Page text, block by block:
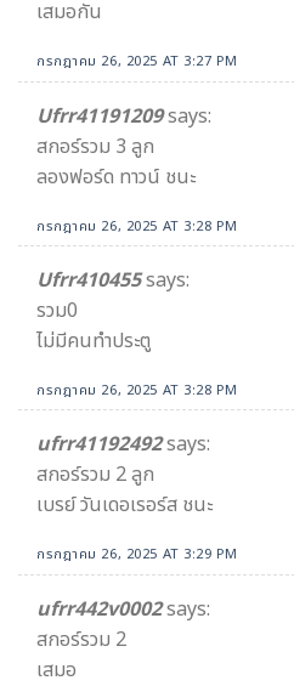
เสมอกัน
กรกฎาคม 26, 2025 AT 3:27 PM
Ufrr41191209says:
สกอร์รวม 3 ลูก
ลองฟอร์ด ทาวน์ ชนะ
กรกฎาคม 26, 2025 AT 3:28 PM
Ufrr410455says:
รวม0
ไม่มีคนทำประตู
กรกฎาคม 26, 2025 AT 3:28 PM
ufrr41192492says:
สกอร์รวม 2 ลูก
เบรย์ วันเดอเรอร์ส ชนะ
กรกฎาคม 26, 2025 AT 3:29 PM
ufrr442v0002says:
สกอร์รวม 2
เสมอ